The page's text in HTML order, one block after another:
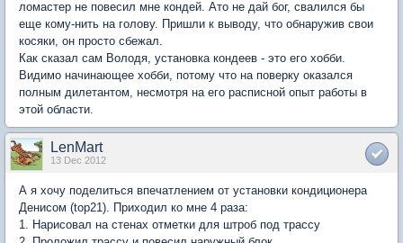
ломастер не повесил мне кондей. Ато не дай бог, свалился бы
еще кому-нить на голову. Пришли к выводу, что обнаружив свои
косяки, он просто сбежал.
Как сказал сам Володя, установка кондеев - это его хобби.
Видимо начинающее хобби, потому что на поверку оказался
полным дилетантом, несмотря на его расписной опыт работы в
этой области.
LenMart
13 Dec 2012
А я хочу поделиться впечатлением от установки кондиционера
Денисом (top21). Приходил ко мне 4 раза:
1. Нарисовал на стенах отметки для штроб под трассу